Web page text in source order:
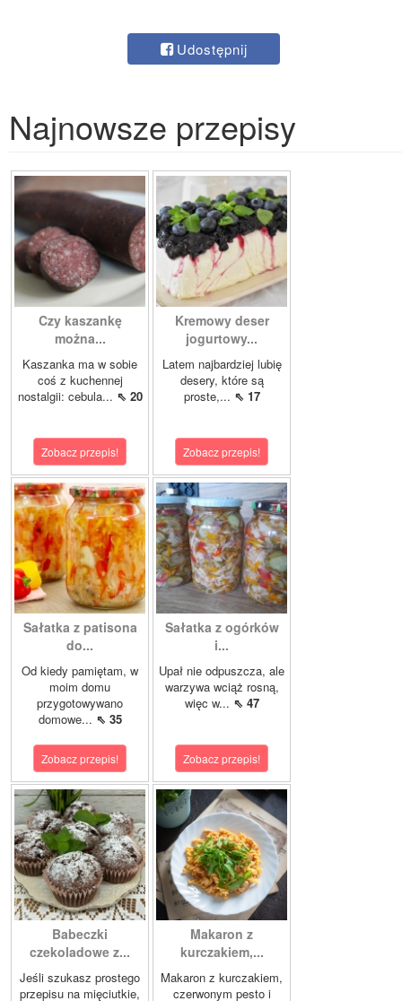
Udostępnij
Najnowsze przepisy
Czy kaszankę
można...
Kaszanka ma w sobie
coś z kuchennej
nostalgii: cebula... ⇖ 20
Zobacz przepis!
Kremowy deser
jogurtowy...
Latem najbardziej lubię
desery, które są
proste,... ⇖ 17
Zobacz przepis!
Sałatka z patisona
do...
Od kiedy pamiętam, w
moim domu
przygotowywano
domowe... ⇖ 35
Zobacz przepis!
Sałatka z ogórków
i...
Upał nie odpuszcza, ale
warzywa wciąż rosną,
więc w... ⇖ 47
Zobacz przepis!
Babeczki
czekoladowe z...
Jeśli szukasz prostego
przepisu na mięciutkie,
Makaron z
kurczakiem,...
Makaron z kurczakiem,
czerwonym pesto i